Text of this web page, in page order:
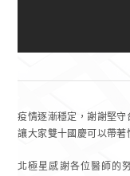
疫情逐漸穩定，謝謝堅守
讓大家雙十國慶可以帶著
北極星感謝各位醫師的